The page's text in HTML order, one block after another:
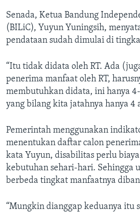
Senada, Ketua Bandung
(BILiC), Yuyun Yuningsih,
pendataan sudah dimulai di
“Itu tidak didata oleh RT. Ada
penerima manfaat oleh RT,
membutuhkan didata, ini hanya
yang bilang kita jatahnya hanya 4
Pemerintah menggunakan
menentukan daftar calon
kata Yuyun, disabilitas perlu
kebutuhan sehari-hari. Sehingga
berbeda tingkat manfaatnya
“Mungkin dianggap keduanya itu